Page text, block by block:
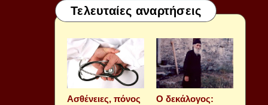
Τελευταίες αναρτήσεις
Aσθένειες, πόνος
Ο δεκάλογος: